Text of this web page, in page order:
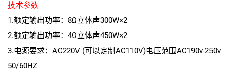
技术参数
1.额定输出功率：8Ω立体声300W×2
2.额定输出功率：4Ω立体声450W×2
3.电源要求：AC220V (可以定制AC110V)电压范围AC190v-250v
50/60HZ